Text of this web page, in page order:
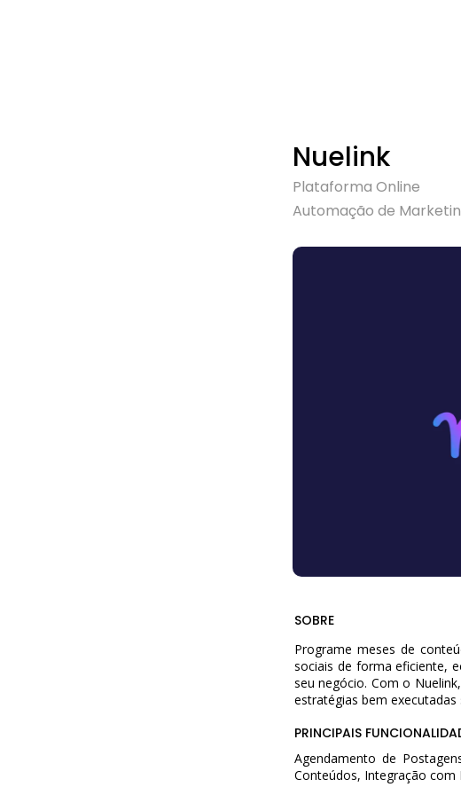
Nuelink
Plataforma Online
Automação de
SOBRE
Programe meses de
sociais de forma eficiente,
seu negócio. Com o
estratégias bem
PRINCIPAIS
Agendamento de
Conteúdos, Integração com